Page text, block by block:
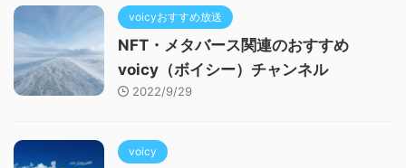
voicyおすすめ放送
NFT・メタバース関連のおすすめ
voicy（ボイシー）チャンネル
2022/9/29
voicy